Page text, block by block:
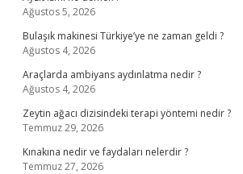
Ağustos 5, 2026
Bulaşık makinesi Türkiye’ye ne zaman geldi ?
Ağustos 4, 2026
Araçlarda ambiyans aydınlatma nedir ?
Ağustos 4, 2026
Zeytin ağacı dizisindeki terapi yöntemi nedir ?
Temmuz 29, 2026
Kınakına nedir ve faydaları nelerdir ?
Temmuz 27, 2026